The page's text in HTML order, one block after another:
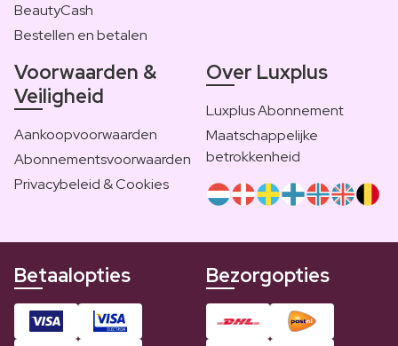
BeautyCash
Bestellen en betalen
Voorwaarden &
Veiligheid
Aankoopvoorwaarden
Abonnementsvoorwaarden
Privacybeleid & Cookies
Over Luxplus
Luxplus Abonnement
Maatschappelijke
betrokkenheid
Betaalopties Bezorgopties